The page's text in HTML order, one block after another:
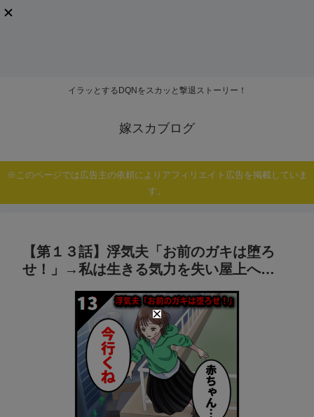
イラッとするDQNをスカッと撃退ストーリー！
嫁スカブログ
※このページでは広告主の依頼によりアフィリエイト広告を掲載していま
す。
【第１３話】浮気夫「お前のガキは堕ろ
せ！」→私は生きる気力を失い屋上へ…